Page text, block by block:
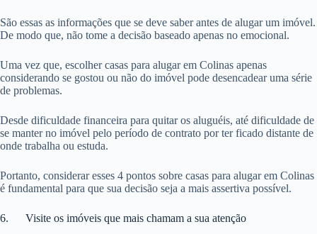
São essas as informações que se deve saber antes de alugar um imóvel.
De modo que, não tome a decisão baseado apenas no emocional.
Uma vez que, escolher casas para alugar em Colinas apenas
considerando se gostou ou não do imóvel pode desencadear uma série
de problemas.
Desde dificuldade financeira para quitar os aluguéis, até dificuldade de
se manter no imóvel pelo período de contrato por ter ficado distante de
onde trabalha ou estuda.
Portanto, considerar esses 4 pontos sobre casas para alugar em Colinas
é fundamental para que sua decisão seja a mais assertiva possível.
6. Visite os imóveis que mais chamam a sua atenção